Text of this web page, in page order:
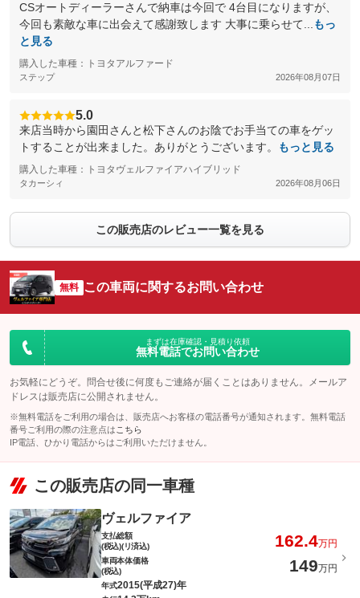
CSオートディーラーさんで納車は今回で 4台目になりますが、
今回も素敵な車に出会えて感謝致します 大事に乗らせて...
もっ
と見る
購入した車種：トヨタアルファード
ステップ 2026年08月07日
5.0
来店当時から園田さんと松下さんのお陰でお手当ての車をゲッ
トすることが出来ました。ありがとうございます。
もっと見る
購入した車種：トヨタヴェルファイアハイブリッド
タカーシィ 2026年08月06日
この販売店のレビュー一覧を見る
無料 この車両に関するお問い合わせ
まずは在庫確認・見積り依頼
無料電話でお問い合わせ
お気軽にどうぞ。問合せ後に何度もご連絡が届くことはありません。メールア
ドレスは販売店に公開されません。
※無料電話をご利用の場合は、販売店へお客様の電話番号が通知されます。無料電話
番号ご利用の際の注意点は こちら
IP電話、ひかり電話からはご利用いただけません。
この販売店の同一車種
ヴェルファイア
支払総額
(税込)(リ済込)
162.4万円
車両本体価格
(税込)
149万円
年式2015(平成27)年